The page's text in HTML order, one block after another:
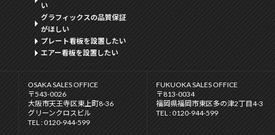
い
グラフィックスの品質保証
がほしい
プレート看板を設置したい
エアー看板を設置したい
OSAKA SALES OFFICE
〒543-0026
大阪市天王寺区東上町8-36
グリーンクロスビル
TEL : 0120-944-599
FUKUOKA SALES OFFICE
〒813-0034
福岡県福岡市東区多の津2丁目4-3
TEL : 0120-944-599